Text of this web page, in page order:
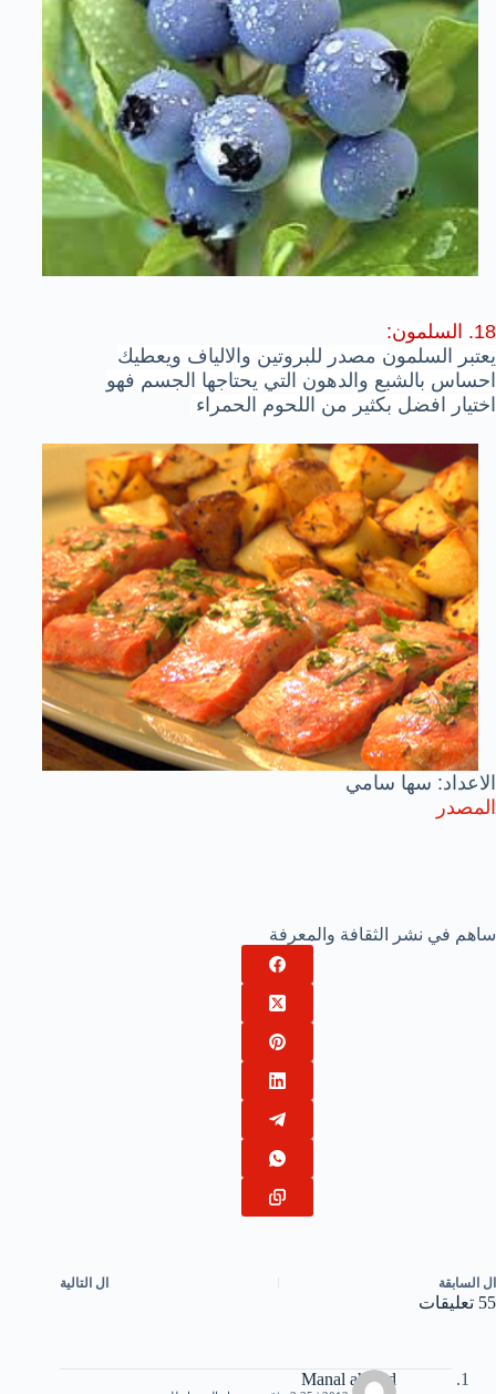
18. السلمون:
يعتبر السلمون مصدر للبروتين والالياف ويعطيك
احساس بالشبع والدهون التي يحتاجها الجسم فهو
اختيار افضل بكثير من اللحوم الحمراء
الاعداد: سها سامي
المصدر
ساهم في نشر الثقافة والمعرفة
ال السابقة ال التالية
55 تعليقات
Manal ahmad